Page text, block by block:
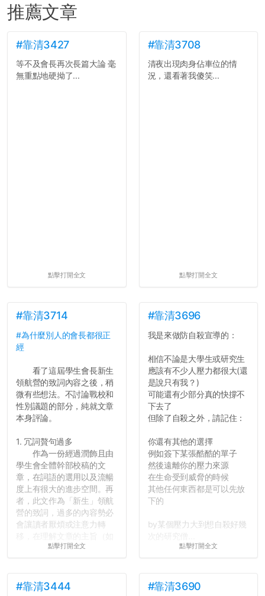
推薦文章
#靠清3427
等不及會長再次長篇大論 毫
無重點地硬拗了...
點擊打開全文
#靠清3708
清夜出現肉身佔車位的情
況，還看著我傻笑...
點擊打開全文
#靠清3714
#為什麼別人的會長都很正
經
看了這屆學生會長新生
領航營的致詞內容之後，稍
微有些想法。不討論戰校和
性別議題的部分，純就文章
本身評論。
1. 冗詞贅句過多
作為一份經過潤飾且由
學生會全體幹部校稿的文
章，在詞語的選用以及流暢
度上有很大的進步空間。再
者，此文作為「新生」領航
營的致詞，過多的內容勢必
會讓讀者厭煩或注意力轉
果有的話）前就失去興趣。
的聲明一樣正式，但至少在
點擊打開全文
#靠清3696
我是來做防自殺宣導的：
相信不論是大學生或研究生
應該有不少人壓力都很大(還
是說只有我？)
可能還有少部分真的快撐不
下去了
但除了自殺之外，請記住：
你還有其他的選擇
例如簽下某張酷酷的單子
然後遠離你的壓力來源
在生命受到威脅的時候
其他任何東西都是可以先放
下的
by某個壓力大到想自殺好幾
點擊打開全文
#靠清3444 #靠清3690